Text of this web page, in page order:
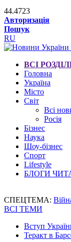
44.4723
Авторизація
Пошук
RU
ВСІ
Головна
Україна
Місто
Світ
Всі
Росія
Бізнес
Наука
Шоу-бізнес
Спорт
Lifestyle
БЛОГИ
СПЕЦТЕМА:
ВСІ ТЕМИ
Вступ
Теракт в